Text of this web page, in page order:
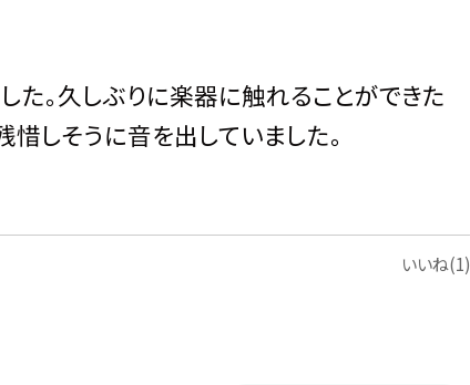
た。久しぶりに楽器に触れることができた
しそうに音を出していました。
いいね(1)